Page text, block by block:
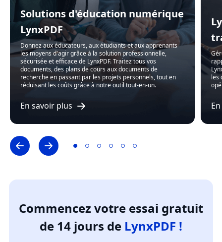
Solutions d'éducation numérique
LynxPDF
Donnez aux éducateurs, aux étudiants et aux apprenants
les moyens d'agir grâce à la solution professionnelle,
sécurisée et efficace de LynxPDF. Traitez tous vos
documents, des plans de cours aux documents de
recherche en passant par les projets personnels, tout en
réduisant les coûts grâce à notre outil tout-en-un.
En savoir plus
les
Commencez votre essai gratuit
de 14 jours de LynxPDF !